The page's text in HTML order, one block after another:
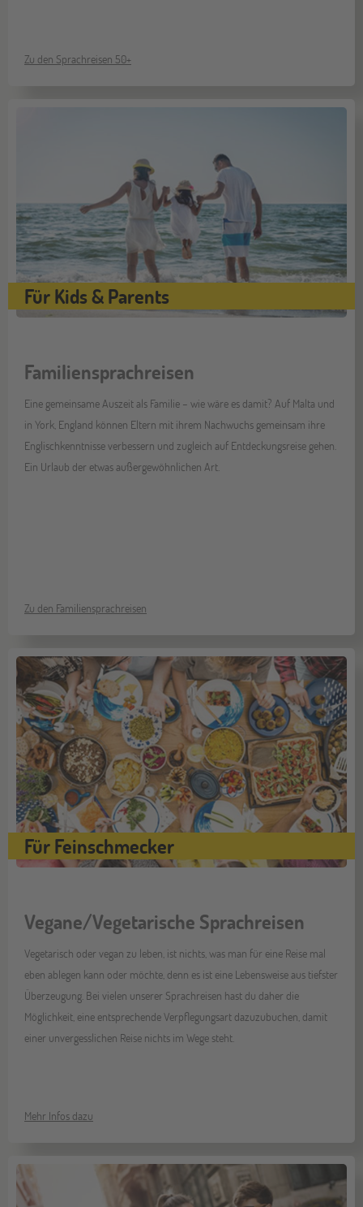
Zu den Sprachreisen 50+
Für Kids & Parents
Familiensprachreisen
Eine gemeinsame Auszeit als Familie – wie wäre es damit? Auf Malta und
in York, England können Eltern mit ihrem Nachwuchs gemeinsam ihre
Englischkenntnisse verbessern und zugleich auf Entdeckungsreise gehen.
Ein Urlaub der etwas außergewöhnlichen Art.
Zu den Familiensprachreisen
Für Feinschmecker
Vegane/Vegetarische Sprachreisen
Vegetarisch oder vegan zu leben, ist nichts, was man für eine Reise mal
eben ablegen kann oder möchte, denn es ist eine Lebensweise aus tiefster
Überzeugung. Bei vielen unserer Sprachreisen hast du daher die
Möglichkeit, eine entsprechende Verpflegungsart dazuzubuchen, damit
einer unvergesslichen Reise nichts im Wege steht.
Mehr Infos dazu